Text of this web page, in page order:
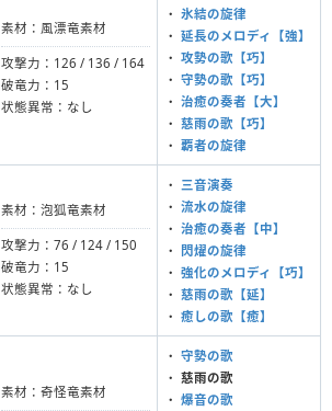
素材：風漂竜素材
攻撃力：126 / 136 / 164
破竜力：15
状態異常：なし
・ 氷結の旋律
・ 延長のメロディ【強】
・ 攻勢の歌【巧】
・ 守勢の歌【巧】
・ 治癒の奏者【大】
・ 慈雨の歌【巧】
・ 覇者の旋律
素材：泡狐竜素材
攻撃力：76 / 124 / 150
破竜力：15
状態異常：なし
・ 三音演奏
・ 流水の旋律
・ 治癒の奏者【中】
・
閃燿の旋律
・ 強化のメロディ【巧】
・ 慈雨の歌【延】
・ 癒しの歌【癒】
素材：奇怪竜素材
・ 守勢の歌
・ 慈雨の歌
・ 爆音の歌